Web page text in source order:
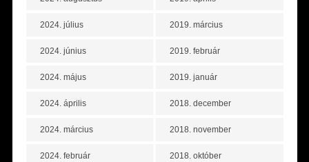
2024. július
2024. június
2024. május
2024. április
2024. március
2024. február
2019. március
2019. február
2019. január
2018. december
2018. november
2018. október